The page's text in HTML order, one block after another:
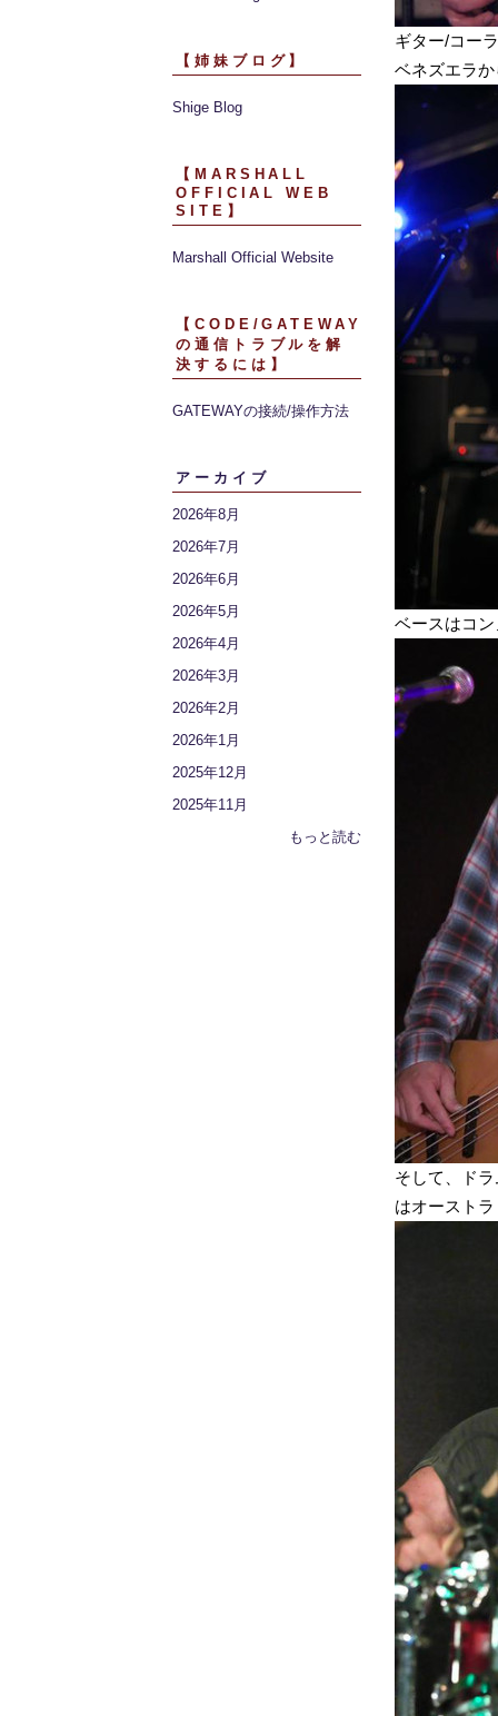
【姉妹ブログ】
Shige Blog
【MARSHALL
OFFICIAL WEB
SITE】
Marshall Official Website
【CODE/GATEWAY
の通信トラブルを解
決するには】
GATEWAYの接続/操作方法
アーカイブ
2026年8月
2026年7月
2026年6月
2026年5月
2026年4月
2026年3月
2026年2月
2026年1月
2025年12月
2025年11月
もっと読む
ギター/コー
ベネズエラ
ベースはコ
そして、ド
はオースト